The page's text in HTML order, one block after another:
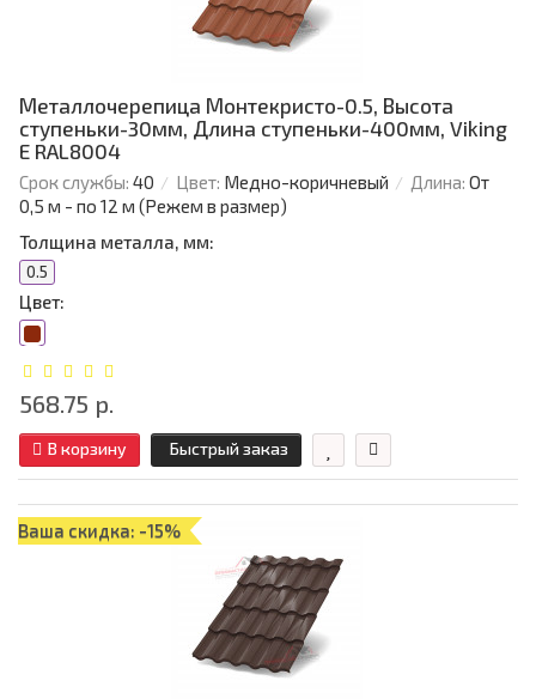
Металлочерепица Монтекристо-0.5, Высота
ступеньки-30мм, Длина ступеньки-400мм, Viking
E RAL8004
Срок службы: 40 Цвет: Медно-коричневый Длина: От
0,5 м - по 12 м (Режем в размер)
Толщина металла, мм:
0.5
Цвет:
568.75 р.
В корзину Быстрый заказ
Ваша скидка: -15%